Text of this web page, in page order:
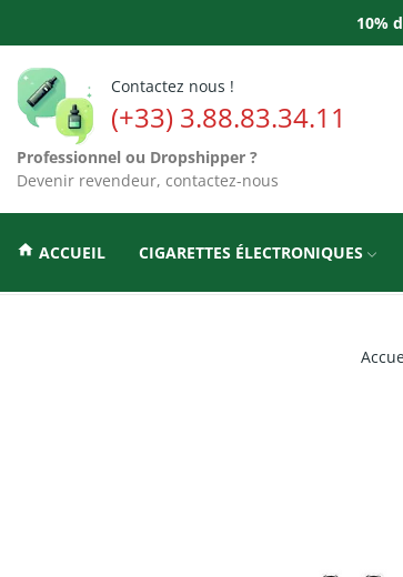
10%
Contactez nous !
(+33) 3.88.83.34.11
Professionnel ou Dropshipper ?
Devenir revendeur, contactez-nous
home ACCUEIL CIGARETTES ÉLECTRONIQUES